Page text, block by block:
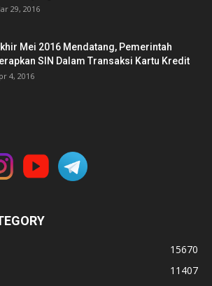
29, 2016
Mei 2016 Mendatang, Pemerintah
SIN Dalam Transaksi Kartu Kredit
4, 2016
15670
11407